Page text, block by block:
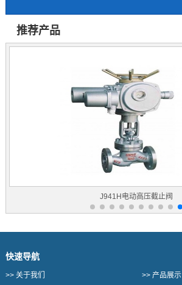
推荐产品
J941H电动高压截止阀
快速导航
>> 关于我们 >> 产品展示